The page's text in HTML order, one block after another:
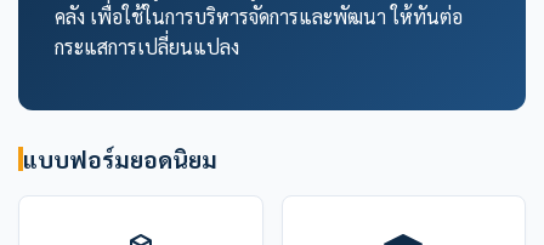
คลัง เพื่อใช้ในการบริหารจัดการและพัฒนา ให้ทันต่อ
กระแสการเปลี่ยนแปลง
แบบฟอร์มยอดนิยม